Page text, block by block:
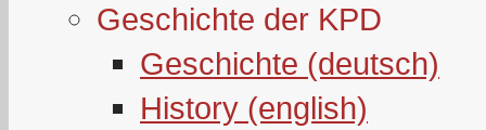
Geschichte der KPD
Geschichte (deutsch)
History (english)